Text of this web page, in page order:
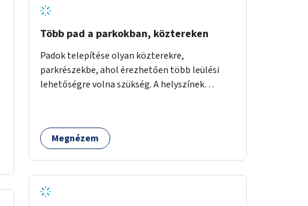
Több pad a parkokban, köztereken
Padok telepítése olyan közterekre,
parkrészekbe, ahol érezhetően több leülési
lehetőségre volna szükség. A helyszínek
Megnézem